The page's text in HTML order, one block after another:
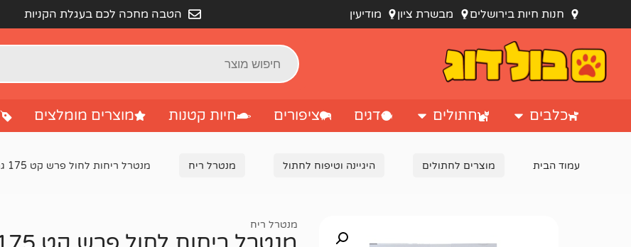
חנות חיות בירושלים מבשרת ציון מודיעין הטבה מחכה לכם בעגלת הקניות
כלבים חתולים דגים ציפורים חיות קטנות מוצרים מומלצים
עמוד הבית מוצרים לחתולים היגיינה וטיפוח לחתול מנטרל ריח מנטרל ריחות לחול פרש קט 175 גרם
מנטרל ריח